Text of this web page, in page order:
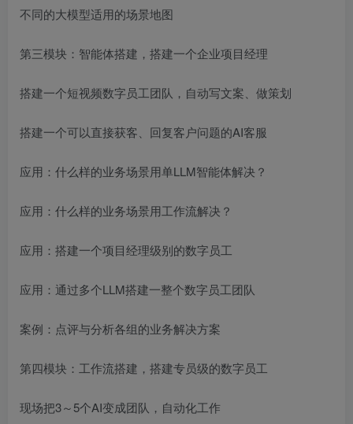
不同的大模型适用的场景地图
第三模块：智能体搭建，搭建一个企业项目经理
搭建一个短视频数字员工团队，自动写文案、做策划
搭建一个可以直接获客、回复客户问题的AI客服
应用：什么样的业务场景用单LLM智能体解决？
应用：什么样的业务场景用工作流解决？
应用：搭建一个项目经理级别的数字员工
应用：通过多个LLM搭建一整个数字员工团队
案例：点评与分析各组的业务解决方案
第四模块：工作流搭建，搭建专员级的数字员工
现场把3～5个AI变成团队，自动化工作